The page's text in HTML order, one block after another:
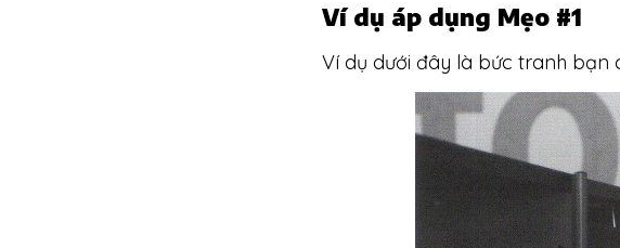
Ví dụ áp dụng Mẹo #1
Ví dụ dưới đây là bức tranh bạn